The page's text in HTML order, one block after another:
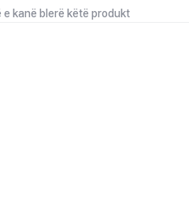
kanë blerë këtë produkt